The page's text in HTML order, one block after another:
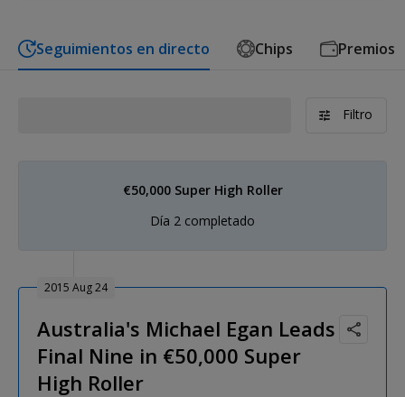
Seguimientos en directo Chips Premios
Filtro
€50,000 Super High Roller
Día 2 completado
2015 Aug 24
Australia's Michael Egan Leads
Final Nine in €50,000 Super
High Roller